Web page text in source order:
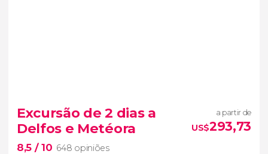
Grécia Clássica
excursão de 3
ou 4 dias por
Epidauro, Micenas, Olímpia e
Delfos
Excursão de 2 dias a
Delfos e Metéora
8,5 / 10 648 opiniões
a partir de
US$293,73